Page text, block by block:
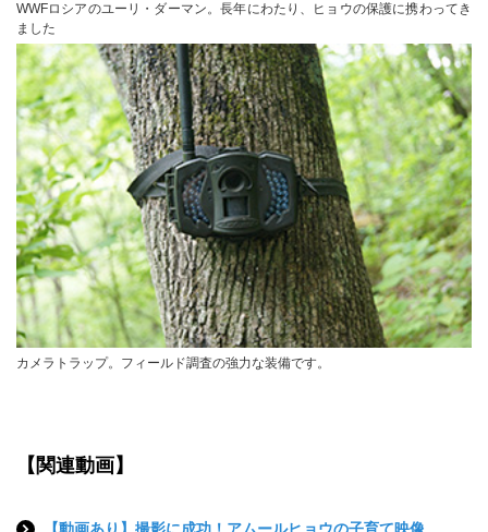
WWFロシアのユーリ・ダーマン。長年にわたり、ヒョウの保護に携わってき
ました
カメラトラップ。フィールド調査の強力な装備です。
【関連動画】
【動画あり】撮影に成功！アムールヒョウの子育て映像